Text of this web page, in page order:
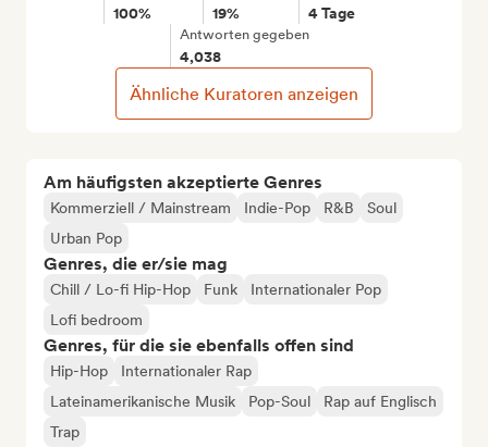
Am häufigsten akzeptierte Genres
Kommerziell / Mainstream Indie-Pop R&B
Soul
Urban Pop
Genres, die er/sie mag
Chill / Lo-fi Hip-Hop Funk
Internationaler Pop
Lofi bedroom
Genres, für die sie ebenfalls offen sind
Hip-Hop
Internationaler Rap
Lateinamerikanische Musik
Pop-Soul
Rap auf Englisch
Trap
100% 19% 4 Tage
Antworten gegeben
4,038
Ähnliche Kuratoren anzeigen